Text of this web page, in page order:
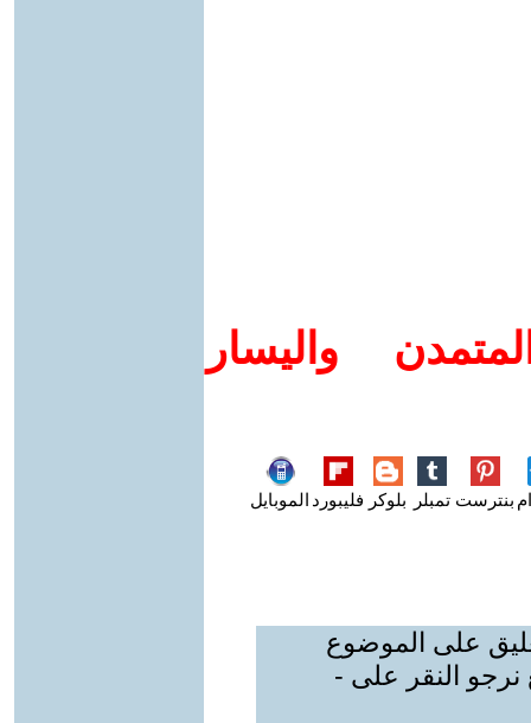
واليسار
بنترست تمبلر بلوكر فليبورد الموبايل
على الموضوع
نرجو النقر على -